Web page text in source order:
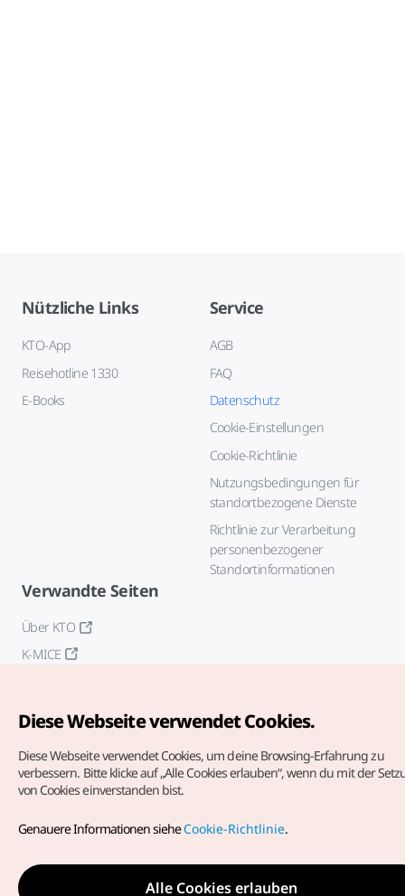
Nützliche Links
KTO-App
Reisehotline 1330
E-Books
Service
AGB
FAQ
Datenschutz
Cookie-Einstellungen
Cookie-Richtlinie
Nutzungsbedingungen für
standortbezogene Dienste
Richtlinie zur Verarbeitung
personenbezogener
Standortinformationen
Verwandte Seiten
Über KTO
K-MICE
vorbehalten.
dieoffizielle E-Mail-Adresse
german@knto.or.kr
Diese Webseite verwendet Cookies.
Diese Webseite verwendet Cookies, um deine Browsing-Erfahrung zu
verbessern. Bitte klicke auf „Alle Cookies erlauben“, wenn du mit der
von Cookies einverstanden bist.
Genauere Informationen sieheCookie-Richtlinie.
Alle Cookies erlauben